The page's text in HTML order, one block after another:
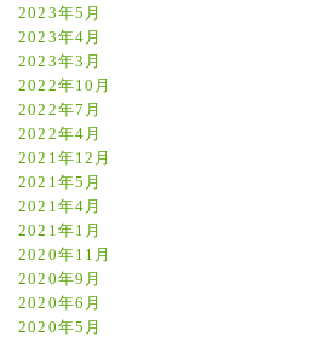
2023年5月
2023年4月
2023年3月
2022年10月
2022年7月
2022年4月
2021年12月
2021年5月
2021年4月
2021年1月
2020年11月
2020年9月
2020年6月
2020年5月